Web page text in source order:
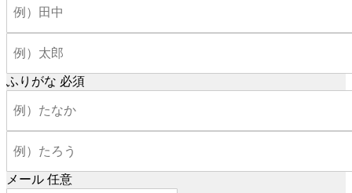
ふりがな 必須
メール 任意